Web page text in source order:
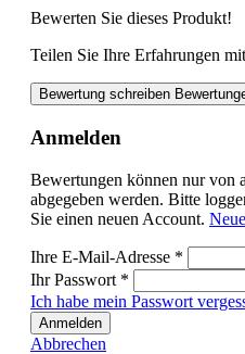
Bewerten Sie dieses Produkt!
Teilen Sie Ihre Erfahrungen
Bewertung schreiben
Anmelden
Bewertungen können nur von
abgegeben werden. Bitte
Sie einen neuen Account.
Ihre E-Mail-Adresse *
Ihr Passwort *
Ich habe mein Passwort
Anmelden
Abbrechen